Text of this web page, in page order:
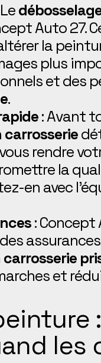
Auto 27.
la
plus
et des
.
: Avant
rendre
la
en avec
: Concept
et
les